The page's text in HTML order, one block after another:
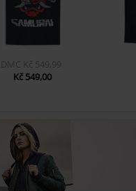
DMC Kč 549,99
Kč 549,00